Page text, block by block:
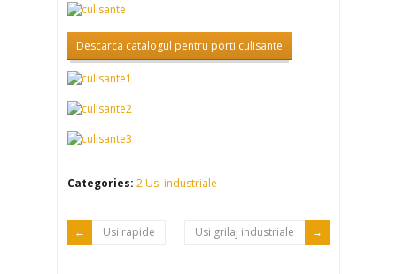
Descarca catalogul pentru porti culisante
Categories: 2.Usi industriale
Usi rapide Usi grilaj industriale